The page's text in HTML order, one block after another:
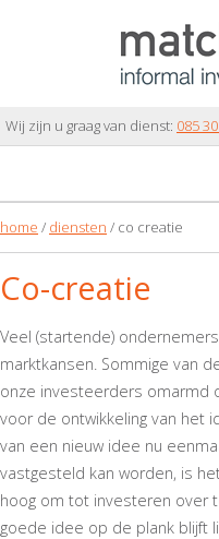
Wij zijn u graag van dienst: 085
home / diensten / co creatie
Co-creatie
Veel (startende)
marktkansen. Sommige van
onze investeerders omarmd
voor de ontwikkeling van het
van een nieuw idee nu
vastgesteld kan worden, is
hoog om tot investeren over
goede idee op de plank blijft